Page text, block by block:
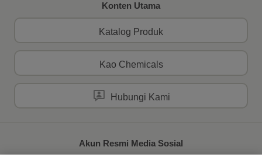
Konten Utama
Katalog Produk
Kao Chemicals
Hubungi Kami
Akun Resmi Media Sosial